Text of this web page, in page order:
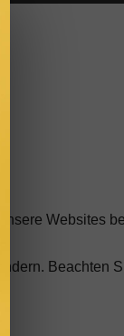
Websites
Beachten